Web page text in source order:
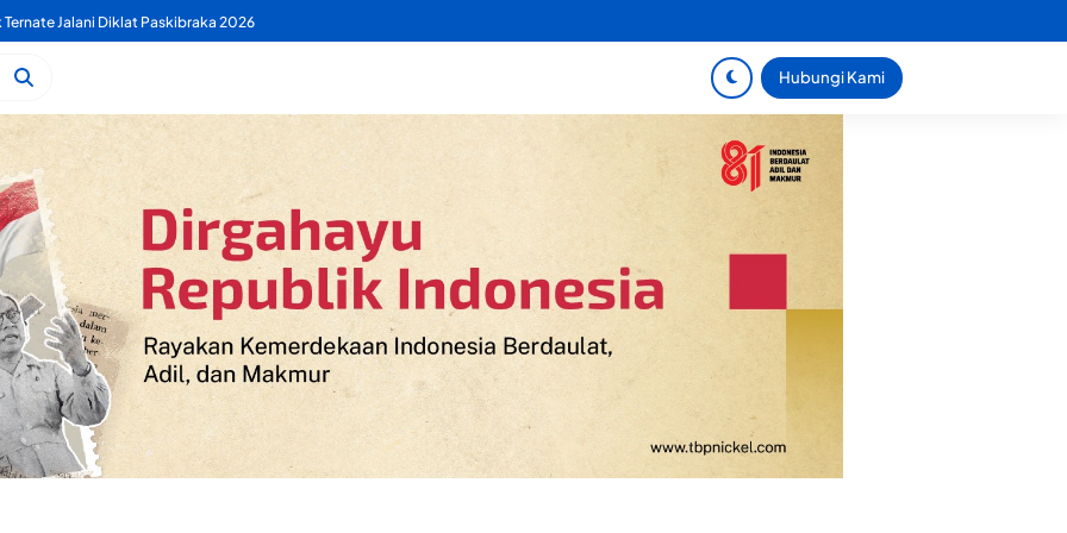
Benahi Pelayanan Air Bersih Secara Menyeluruh
Hubungi Kami